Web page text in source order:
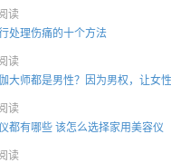
读
处理伤痛的十个方法
读
大师都是男性？因为男权，让女
读
都有哪些 该怎么选择家用美容仪
读